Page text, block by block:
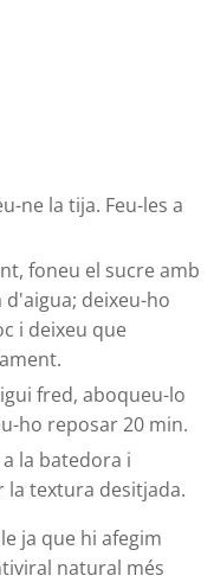
ne la tija. Feu-les a
foneu el sucre amb
deixeu-ho
i deixeu que
fred, aboqueu-lo
ho reposar 20 min.
la batedora i
textura desitjada.
ja que hi afegim
natural més